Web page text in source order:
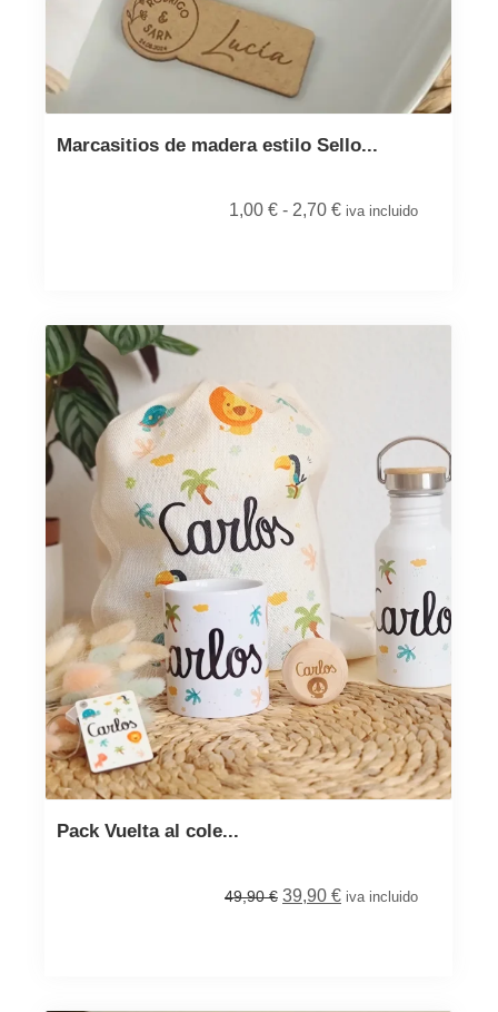
Marcasitios de madera estilo Sello...
1,00 € - 2,70 € iva incluido
Pack Vuelta al cole...
49,90€ 39,90 € iva incluido